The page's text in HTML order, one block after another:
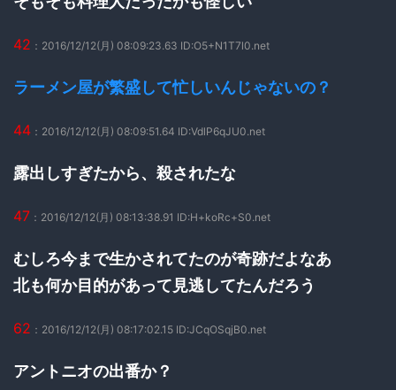
42 ：2016/12/12(月) 08:09:23.63 ID:O5+N1T7l0.net
ラーメン屋が繁盛して忙しいんじゃないの？
44 ：2016/12/12(月) 08:09:51.64 ID:VdlP6qJU0.net
露出しすぎたから、殺されたな
47 ：2016/12/12(月) 08:13:38.91 ID:H+koRc+S0.net
むしろ今まで生かされてたのが奇跡だよなあ
北も何か目的があって見逃してたんだろう
62 ：2016/12/12(月) 08:17:02.15 ID:JCqOSqjB0.net
アントニオの出番か？